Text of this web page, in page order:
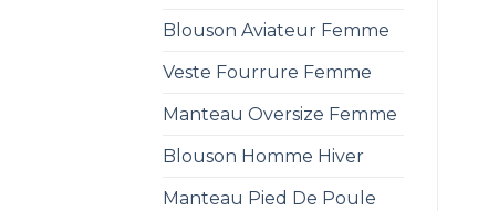
Blouson Aviateur Femme
Veste Fourrure Femme
Manteau Oversize Femme
Blouson Homme Hiver
Manteau Pied De Poule